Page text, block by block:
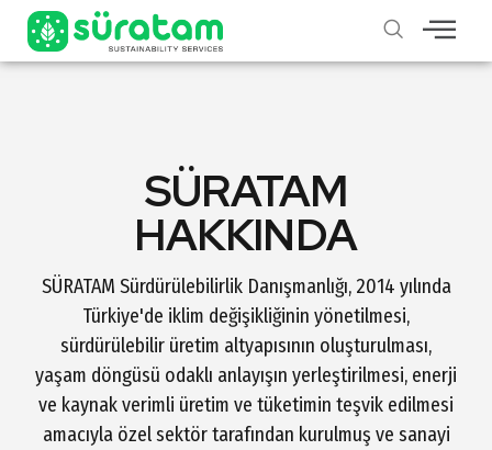
SÜRATAM
HAKKINDA
SÜRATAM Sürdürülebilirlik Danışmanlığı, 2014 yılında
Türkiye'de iklim değişikliğinin yönetilmesi,
sürdürülebilir üretim altyapısının oluşturulması,
yaşam döngüsü odaklı anlayışın yerleştirilmesi, enerji
ve kaynak verimli üretim ve tüketimin teşvik edilmesi
amacıyla özel sektör tarafından kurulmuş ve sanayi